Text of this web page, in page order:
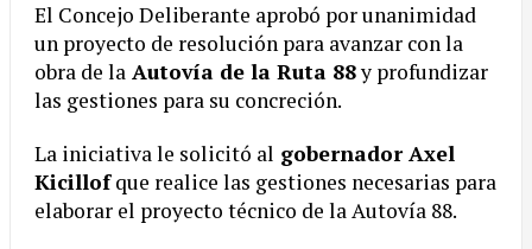
El Concejo Deliberante aprobó por unanimidad
un proyecto de resolución para avanzar con la
obra de la Autovía de la Ruta 88y profundizar
las gestiones para su concreción.
La iniciativa le solicitó al gobernador Axel
Kicillofque realice las gestiones necesarias para
elaborar el proyecto técnico de la Autovía 88.